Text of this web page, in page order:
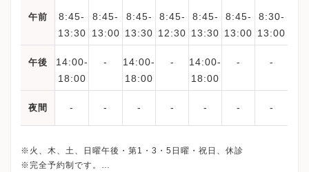
午前
8:45-
13:30
8:45-
13:00
8:45-
13:30
8:45-
12:30
8:45-
13:30
8:45-
13:00
8:30-
13:00
午後
14:00-
18:00
-
14:00-
18:00
-
14:00-
18:00
- -
夜間 - - - - - - -
※火、木、土、日曜午後・第1・3・5日曜・祝日、休診
※完全予約制です。